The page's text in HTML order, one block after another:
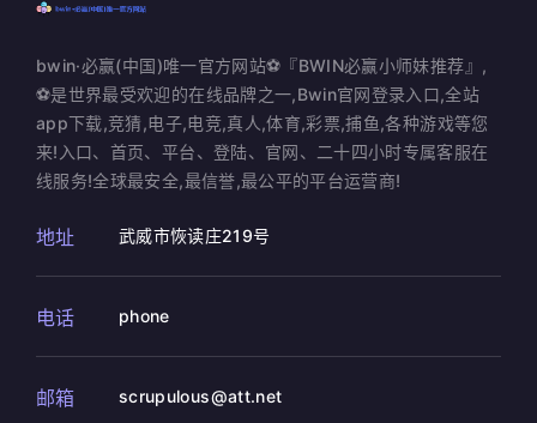
bwin·必赢(中国)唯一官方网站⚽️『BWIN必赢小师妹推荐』,
⚽️是世界最受欢迎的在线品牌之一,Bwin官网登录入口,全站
app下载,竞猜,电子,电竞,真人,体育,彩票,捕鱼,各种游戏等您
来!入口、首页、平台、登陆、官网、二十四小时专属客服在
线服务!全球最安全,最信誉,最公平的平台运营商!
地址 武威市恢读庄219号
电话 phone
邮箱 scrupulous@att.net